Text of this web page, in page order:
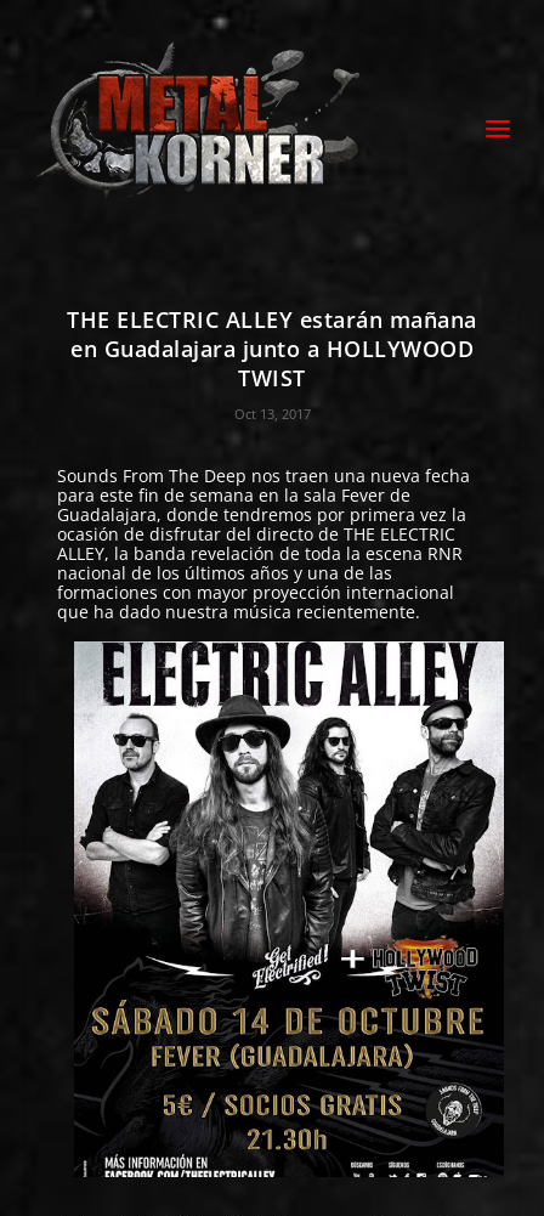
THE ELECTRIC ALLEY estarán mañana
en Guadalajara junto a HOLLYWOOD
TWIST
Oct 13, 2017
Sounds From The Deep nos traen una nueva fecha
para este fin de semana en la sala Fever de
Guadalajara, donde tendremos por primera vez la
ocasión de disfrutar del directo deTHE ELECTRIC
ALLEY, la banda revelación de toda la escena RNR
nacional de los últimos años y una de las
formaciones con mayor proyección internacional
que ha dado nuestra música recientemente.